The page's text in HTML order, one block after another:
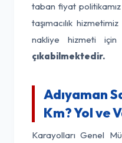
taban fiyat
taşımacılık
nakliye hizmeti için
çıkabilmektedir.
Adıyaman
Km? Yol ve
Karayolları Genel